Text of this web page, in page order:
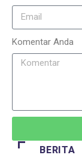
Komentar Anda
BERITA